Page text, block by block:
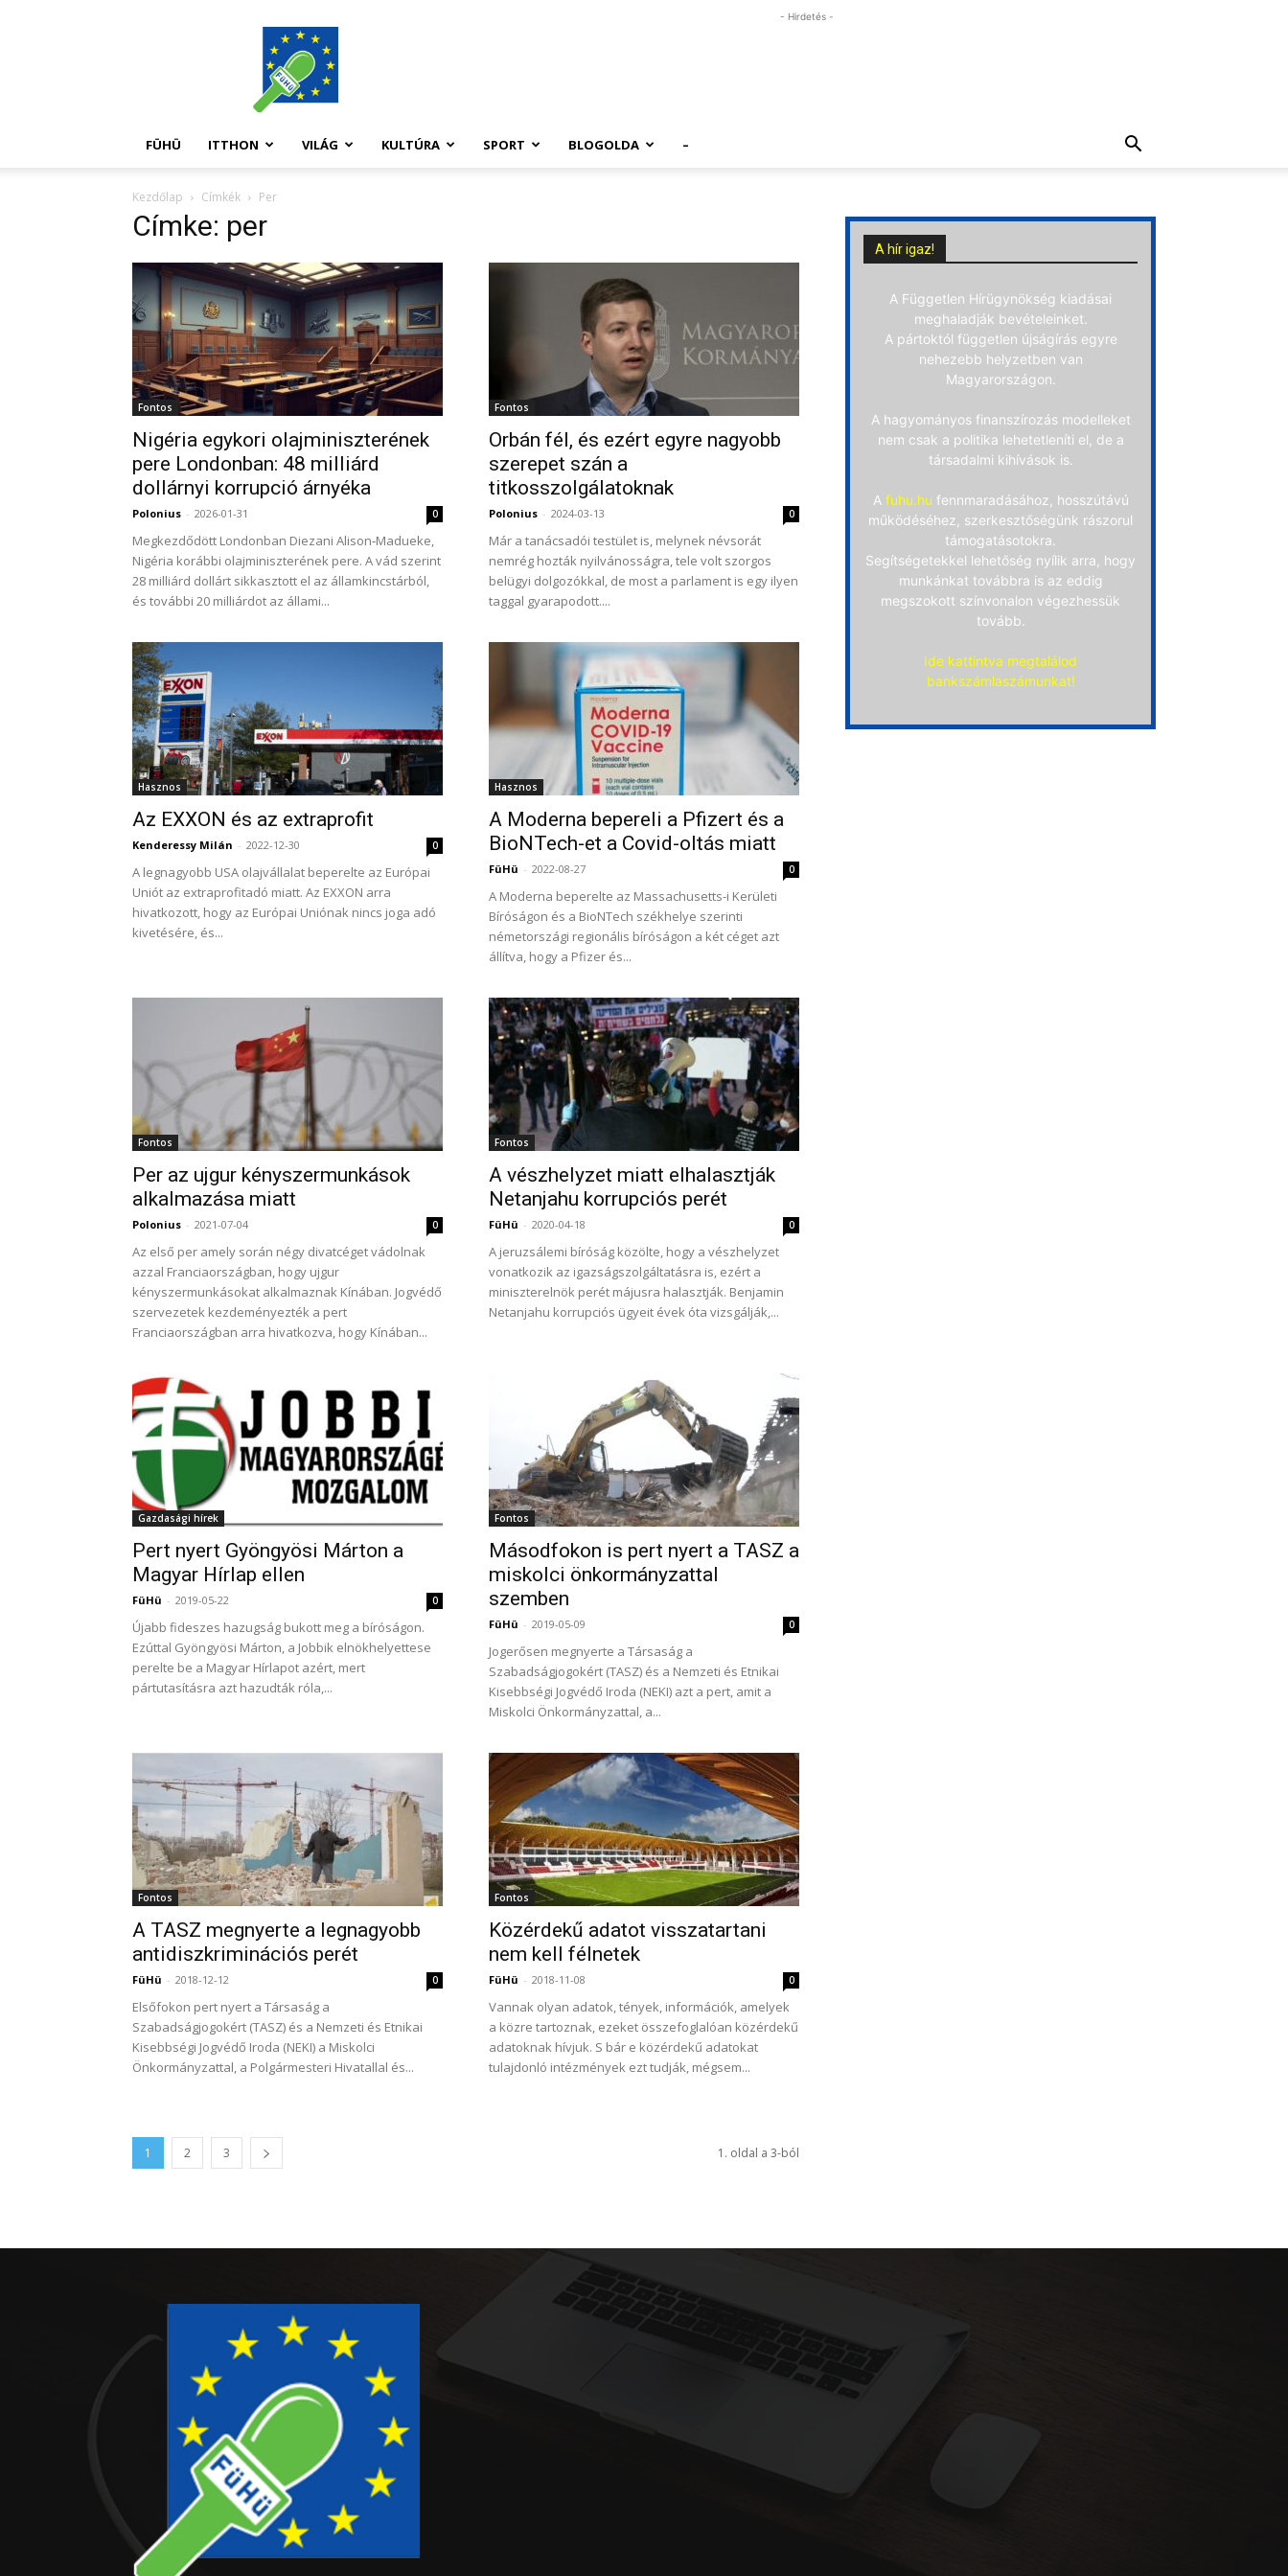
FüHü
- Hirdetés -
FÜHÜ ITTHON VILÁG KULTÚRA SPORT BLOGOLDA –
Kezdőlap Címkék Per
Címke: per
Fontos
Nigéria egykori olajminiszterének
pere Londonban: 48 milliárd
dollárnyi korrupció árnyéka
Polonius - 2026-01-31 0
Megkezdődött Londonban Diezani Alison‑Madueke,
Nigéria korábbi olajminiszterének pere. A vád szerint
28 milliárd dollárt sikkasztott el az államkincstárból,
és további 20 milliárdot az állami...
Fontos
Orbán fél, és ezért egyre nagyobb
szerepet szán a
titkosszolgálatoknak
Polonius - 2024-03-13 0
Már a tanácsadói testület is, melynek névsorát
nemrég hozták nyilvánosságra, tele volt szorgos
belügyi dolgozókkal, de most a parlament is egy ilyen
taggal gyarapodott....
Hasznos
Az EXXON és az extraprofit
Kenderessy Milán - 2022-12-30 0
A legnagyobb USA olajvállalat beperelte az Európai
Uniót az extraprofitadó miatt. Az EXXON arra
hivatkozott, hogy az Európai Uniónak nincs joga adó
kivetésére, és...
Hasznos
A Moderna bepereli a Pfizert és a
BioNTech-et a Covid-oltás miatt
FüHü - 2022-08-27 0
A Moderna beperelte az Massachusetts-i Kerületi
Bíróságon és a BioNTech székhelye szerinti
németországi regionális bíróságon a két céget azt
állítva, hogy a Pfizer és...
Fontos
Per az ujgur kényszermunkások
alkalmazása miatt
Polonius - 2021-07-04 0
Az első per amely során négy divatcéget vádolnak
azzal Franciaországban, hogy ujgur
kényszermunkásokat alkalmaznak Kínában. Jogvédő
szervezetek kezdeményezték a pert
Franciaországban arra hivatkozva, hogy Kínában...
Fontos
A vészhelyzet miatt elhalasztják
Netanjahu korrupciós perét
FüHü - 2020-04-18 0
A jeruzsálemi bíróság közölte, hogy a vészhelyzet
vonatkozik az igazságszolgáltatásra is, ezért a
miniszterelnök perét májusra halasztják. Benjamin
Netanjahu korrupciós ügyeit évek óta vizsgálják,...
Gazdasági hírek
Pert nyert Gyöngyösi Márton a
Magyar Hírlap ellen
FüHü - 2019-05-22 0
Újabb fideszes hazugság bukott meg a bíróságon.
Ezúttal Gyöngyösi Márton, a Jobbik elnökhelyettese
perelte be a Magyar Hírlapot azért, mert
pártutasításra azt hazudták róla,...
Fontos
Másodfokon is pert nyert a TASZ a
miskolci önkormányzattal
szemben
FüHü - 2019-05-09 0
Jogerősen megnyerte a Társaság a
Szabadságjogokért (TASZ) és a Nemzeti és Etnikai
Kisebbségi Jogvédő Iroda (NEKI) azt a pert, amit a
Miskolci Önkormányzattal, a...
Fontos
A TASZ megnyerte a legnagyobb
antidiszkriminációs perét
FüHü - 2018-12-12 0
Elsőfokon pert nyert a Társaság a
Szabadságjogokért (TASZ) és a Nemzeti és Etnikai
Kisebbségi Jogvédő Iroda (NEKI) a Miskolci
Önkormányzattal, a Polgármesteri Hivatallal és...
Fontos
Közérdekű adatot visszatartani
nem kell félnetek
FüHü - 2018-11-08 0
Vannak olyan adatok, tények, információk, amelyek
a közre tartoznak, ezeket összefoglalóan közérdekű
adatoknak hívjuk. S bár e közérdekű adatokat
tulajdonló intézmények ezt tudják, mégsem...
1 2 3 1. oldal a 3-ból
A hír igaz!
A Független Hírügynökség kiadásai
meghaladják bevételeinket.
A pártoktól független újságírás egyre
nehezebb helyzetben van
Magyarországon.
A hagyományos finanszírozás modelleket
nem csak a politika lehetetleníti el, de a
társadalmi kihívások is.
A fuhu.hu fennmaradásához, hosszútávú
működéséhez, szerkesztőségünk rászorul
támogatásotokra.
Segítségetekkel lehetőség nyílik arra, hogy
munkánkat továbbra is az eddig
megszokott színvonalon végezhessük
tovább.
Ide kattintva megtalálod
bankszámlaszámunkat!